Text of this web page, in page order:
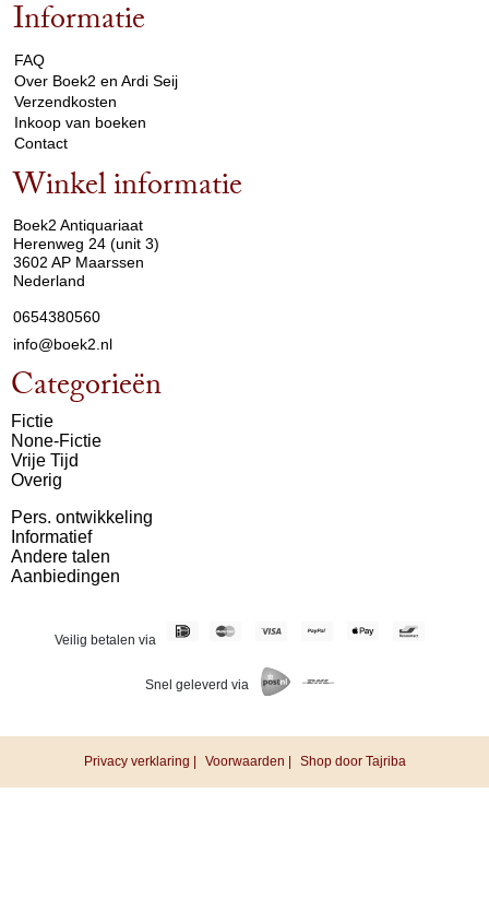
Informatie
FAQ
Over Boek2 en Ardi Seij
Verzendkosten
Inkoop van boeken
Contact
Winkel informatie
Boek2 Antiquariaat
Herenweg 24 (unit 3)
3602 AP Maarssen
Nederland
0654380560
info@boek2.nl
Categorieën
Fictie
None-Fictie
Vrije Tijd
Overig
Pers. ontwikkeling
Informatief
Andere talen
Aanbiedingen
Veilig betalen via
Snel geleverd via
Privacy verklaring | Voorwaarden | Shop door Tajriba